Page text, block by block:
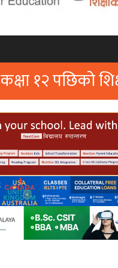
कक्षा १२ पछिको